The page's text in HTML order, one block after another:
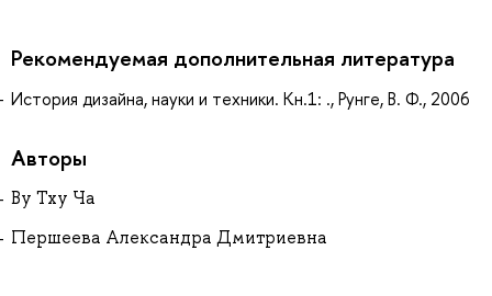
Рекомендуемая дополнительная литература
История дизайна, науки и техники. Кн.1: ., Рунге, В. Ф., 2006
Авторы
Ву Тху Ча
Першеева Александра Дмитриевна